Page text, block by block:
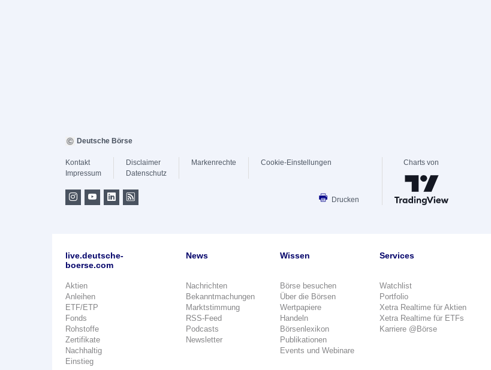
Deutsche Börse
Kontakt
Impressum
Disclaimer
Datenschutz
Markenrechte Cookie-Einstellungen
Drucken
Charts von
live.deutsche-
boerse.com
Aktien
Anleihen
ETF/ETP
Fonds
Rohstoffe
Zertifikate
Nachhaltig
Einstieg
News
Nachrichten
Bekanntmachungen
Marktstimmung
RSS-Feed
Podcasts
Newsletter
Wissen
Börse besuchen
Über die Börsen
Wertpapiere
Handeln
Börsenlexikon
Publikationen
Events und Webinare
Services
Watchlist
Portfolio
Xetra Realtime für Aktien
Xetra Realtime für ETFs
Karriere @Börse